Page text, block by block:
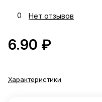
0 Нет отзывов
6.90 ₽
Характеристики